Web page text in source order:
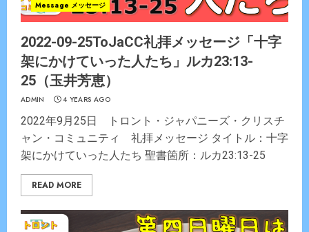
Message メッセージ
2022-09-25ToJaCC礼拝メッセージ「十字
架にかけていった人たち」ルカ23:13-
25（玉井芳恵）
ADMIN 4 YEARS AGO
2022年9月25日 トロント・ジャパニーズ・クリスチ
ャン・コミュニティ 礼拝メッセージ タイトル：十字
架にかけていった人たち 聖書箇所：ルカ23:13-25
READ MORE